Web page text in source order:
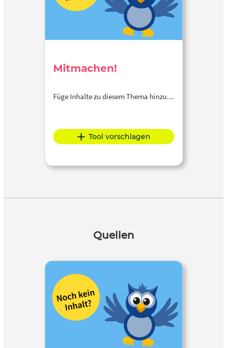
Mitmachen!
Füge Inhalte zu diesem Thema hinzu…
Tool vorschlagen
Quellen